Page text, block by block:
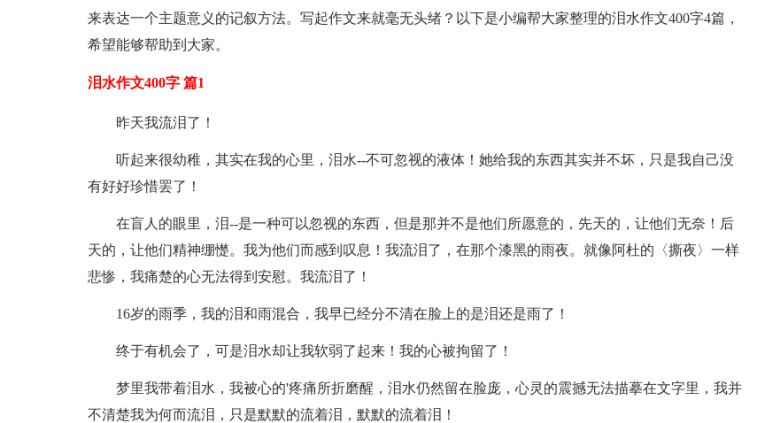
来表达一个主题意义的记叙方法。写起作文来就毫无头绪？以下是小编帮大家整理的泪水作文400字4篇，
希望能够帮助到大家。
泪水作文400字 篇1
昨天我流泪了！
听起来很幼稚，其实在我的心里，泪水--不可忽视的液体！她给我的东西其实并不坏，只是我自己没
有好好珍惜罢了！
在盲人的眼里，泪--是一种可以忽视的东西，但是那并不是他们所愿意的，先天的，让他们无奈！后
天的，让他们精神绷憷。我为他们而感到叹息！我流泪了，在那个漆黑的雨夜。就像阿杜的〈撕夜〉一样
悲惨，我痛楚的心无法得到安慰。我流泪了！
16岁的雨季，我的泪和雨混合，我早已经分不清在脸上的是泪还是雨了！
终于有机会了，可是泪水却让我软弱了起来！我的心被拘留了！
梦里我带着泪水，我被心的'疼痛所折磨醒，泪水仍然留在脸庞，心灵的震撼无法描摹在文字里，我并
不清楚我为何而流泪，只是默默的流着泪，默默的流着泪！